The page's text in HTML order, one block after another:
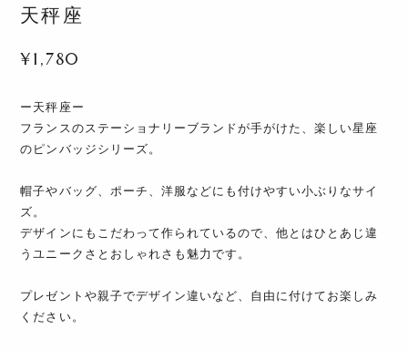
天秤座
¥1,780
ー天秤座ー
フランスのステーショナリーブランドが手がけた、楽しい星座
のピンバッジシリーズ。
帽子やバッグ、ポーチ、洋服などにも付けやすい小ぶりなサイ
ズ。
デザインにもこだわって作られているので、他とはひとあじ違
うユニークさとおしゃれさも魅力です。
プレゼントや親子でデザイン違いなど、自由に付けてお楽しみ
ください。